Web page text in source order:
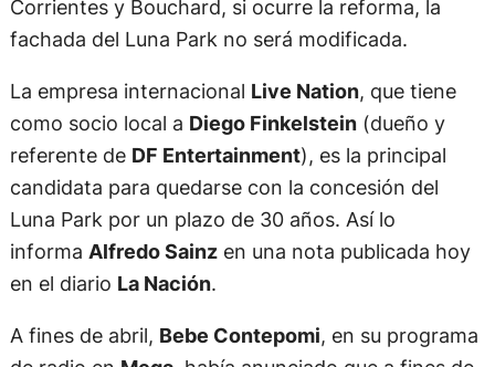
Corrientes y Bouchard, si ocurre la reforma, la
fachada del Luna Park no será modificada.
La empresa internacional Live Nation, que tiene
como socio local a Diego Finkelstein(dueño y
referente de DF Entertainment), es la principal
candidata para quedarse con la concesión del
Luna Park por un plazo de 30 años. Así lo
informa Alfredo Sainzen una nota publicada hoy
en el diario La Nación.
A fines de abril, Bebe Contepomi, en su programa